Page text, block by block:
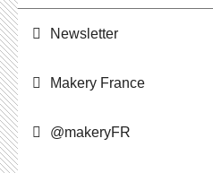
News­let­ter
Makery France
@ma­ke­ryFR